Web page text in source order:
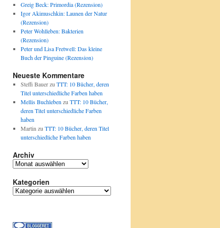
Greig Beck: Primordia (Rezension)
Igor Akimuschkin: Launen der Natur
(Rezension)
Peter Wohlleben: Bakterien
(Rezension)
Peter und Lisa Fretwell: Das kleine
Buch der Pinguine (Rezension)
Neueste Kommentare
Steffi Bauerzu TTT: 10 Bücher, deren
Titel unterschiedliche Farben haben
Mellis Buchleben zu TTT: 10 Bücher,
deren Titel unterschiedliche Farben
haben
Martin zu TTT: 10 Bücher, deren Titel
unterschiedliche Farben haben
Archiv
Archiv
Kategorien
Kategorien